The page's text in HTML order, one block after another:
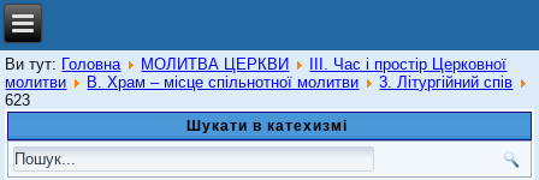
Ви тут: Головна МОЛИТВА ЦЕРКВИ
ІІІ. Час і простір Церковної
молитви
В. Храм – місце спільнотної молитви
3. Літургійний спів
623
Шукати в катехизмі